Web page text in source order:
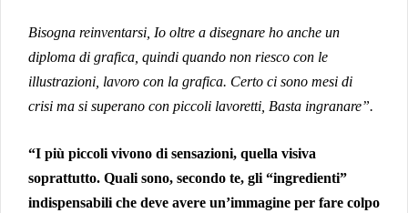
Bisogna reinventarsi, Io oltre a disegnare ho anche un
diploma di grafica, quindi quando non riesco con le
illustrazioni, lavoro con la grafica. Certo ci sono mesi di
crisi ma si superano con piccoli lavoretti, Basta ingranare”.
“I più piccoli vivono di sensazioni, quella visiva
soprattutto. Quali sono, secondo te, gli “ingredienti”
indispensabili che deve avere un’immagine per fare colpo